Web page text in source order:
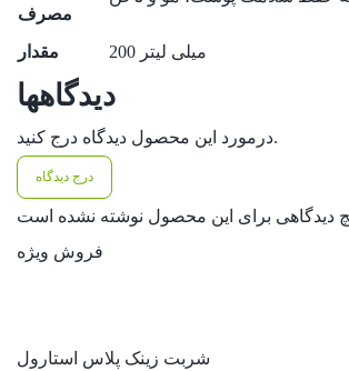
مصرف
مقدار 200 میلی لیتر
دیدگاهها
درمورد این محصول دیدگاه درج کنید.
درج دیدگاه
فروش ویژه
شربت زینک پلاس استارول